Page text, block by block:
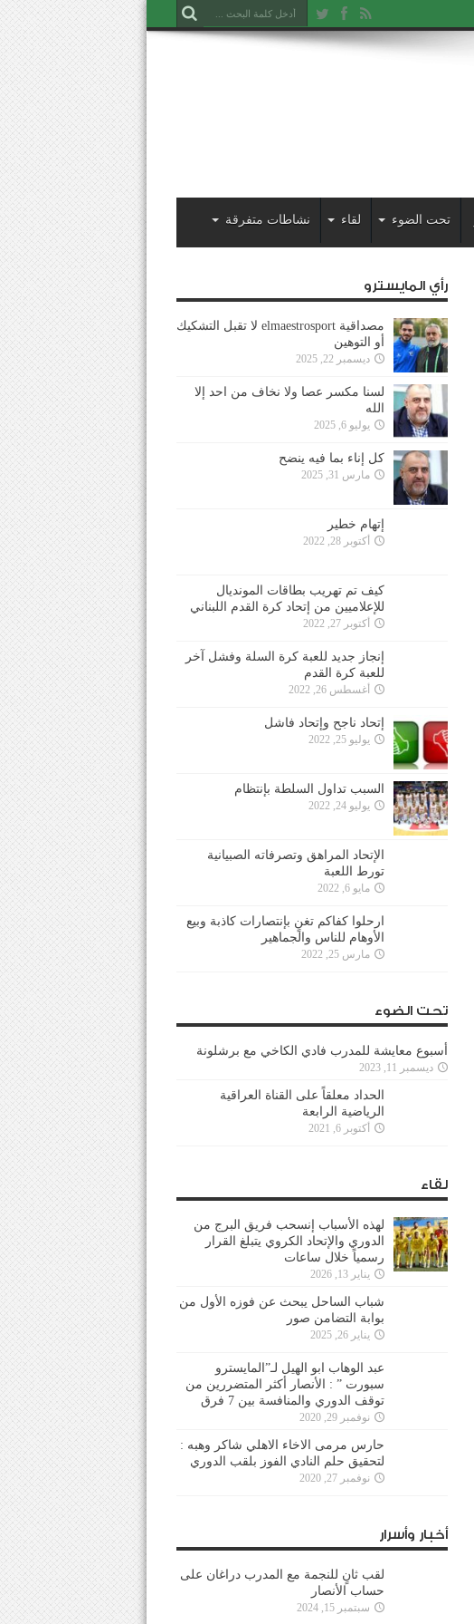
تحت الضوء لقاء نشاطات متفرقة
رأي المايسترو
مصداقية elmaestrosport لا تقبل التشكيك
أو التوهين
ديسمبر 22, 2025
لسنا مكسر عصا ولا نخاف من احد إلا
الله
يوليو 6, 2025
كل إناء بما فيه ينضح
مارس 31, 2025
إتهام خطير
أكتوبر 28, 2022
كيف تم تهريب بطاقات المونديال
للإعلاميين من إتحاد كرة القدم اللبناني
أكتوبر 27, 2022
إنجاز جديد للعبة كرة السلة وفشل آخر
للعبة كرة القدم
أغسطس 26, 2022
إتحاد ناجح وإتحاد فاشل
يوليو 25, 2022
السبب تداول السلطة بإنتظام
يوليو 24, 2022
الإتحاد المراهق وتصرفاته الصبيانية
تورط اللعبة
مايو 6, 2022
ارحلوا كفاكم تغنٍ بإنتصارات كاذبة وبيع
الأوهام للناس والجماهير
مارس 25, 2022
تحت الضوء
أسبوع معايشة للمدرب فادي الكاخي مع برشلونة
ديسمبر 11, 2023
الحداد معلقاً على القناة العراقية
الرياضية الرابعة
أكتوبر 6, 2021
لقاء
لهذه الأسباب إنسحب فريق البرج من
الدوري والإتحاد الكروي يتبلغ القرار
رسمياً خلال ساعات
يناير 13, 2026
شباب الساحل يبحث عن فوزه الأول من
بوابة التضامن صور
يناير 26, 2025
عبد الوهاب ابو الهيل لـ”المايسترو
سبورت ” : الأنصار أكثر المتضررين من
توقف الدوري والمنافسة بين 7 فرق
نوفمبر 29, 2020
حارس مرمى الاخاء الاهلي شاكر وهبه :
لتحقيق حلم النادي الفوز بلقب الدوري
نوفمبر 27, 2020
أخبار وأسرار
لقب ثانٍ للنجمة مع المدرب دراغان على
حساب الأنصار
سبتمبر 15, 2024